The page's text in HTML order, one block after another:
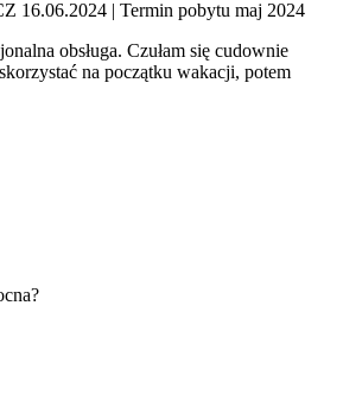
16.06.2024 | Termin pobytu maj 2024
obsługa. Czułam się cudownie
na początku wakacji, potem